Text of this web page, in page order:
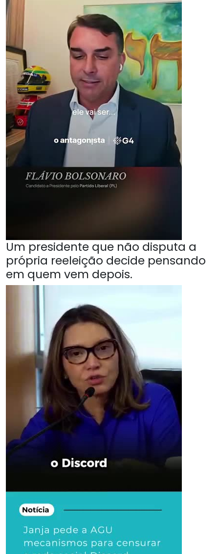
Um presidente que não disputa a
própria reeleição decide pensando
em quem vem depois.